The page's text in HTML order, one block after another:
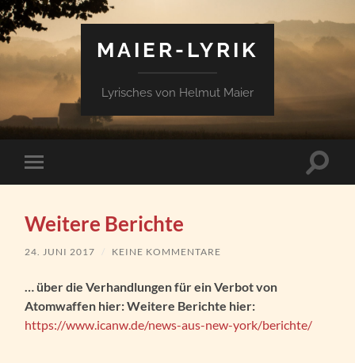
MAIER-LYRIK
Lyrisches von Helmut Maier
Mobile-
Menü
Weitere Berichte
24. JUNI 2017 / KEINE KOMMENTARE
… über die Verhandlungen für ein Verbot von
Atomwaffen hier:Weitere Berichte hier:
https://www.icanw.de/news-aus-new-york/berichte/